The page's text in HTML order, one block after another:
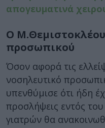
απογευματινά
Ο
προσωπικού
Όσον αφορά τις
νοσηλευτικό
υπενθύμισε ότι ήδη
προσλήψεις εντός
γιατρών θα